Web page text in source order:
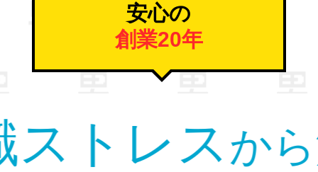
安心の
創業20年
すべて の男性